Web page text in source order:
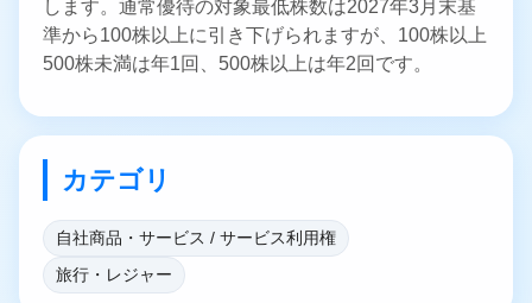
します。通常優待の対象最低株数は2027年3月末基
準から100株以上に引き下げられますが、100株以上
500株未満は年1回、500株以上は年2回です。
カテゴリ
自社商品・サービス / サービス利用権
旅行・レジャー